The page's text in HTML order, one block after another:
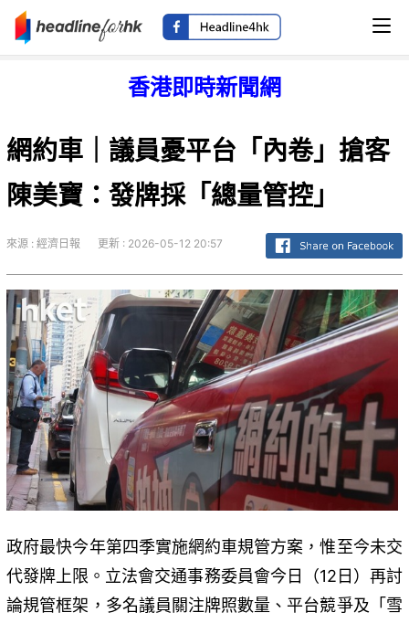
香港即時新聞網
網約車｜議員憂平台「內卷」搶客
陳美寶：發牌採「總量管控」
來源 : 經濟日報 更新 : 2026-05-12 20:57
政府最快今年第四季實施網約車規管方案，惟至今未交
代發牌上限。立法會交通事務委員會今日（12日）再討
論規管框架，多名議員關注牌照數量、平台競爭及「雪